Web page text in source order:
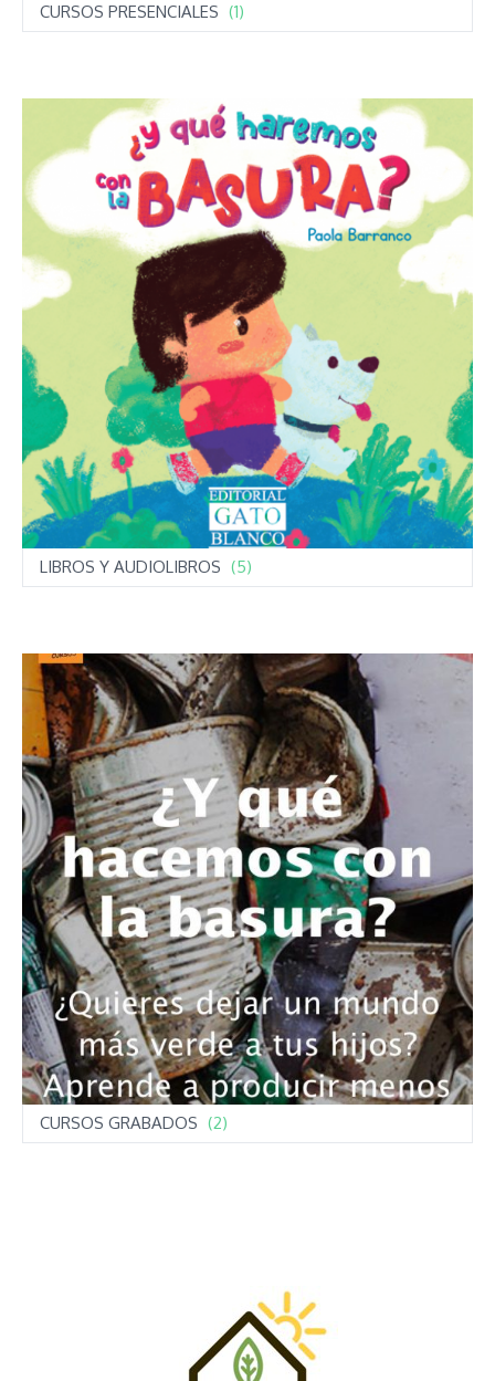
CURSOS PRESENCIALES (1)
LIBROS Y AUDIOLIBROS (5)
CURSOS GRABADOS (2)